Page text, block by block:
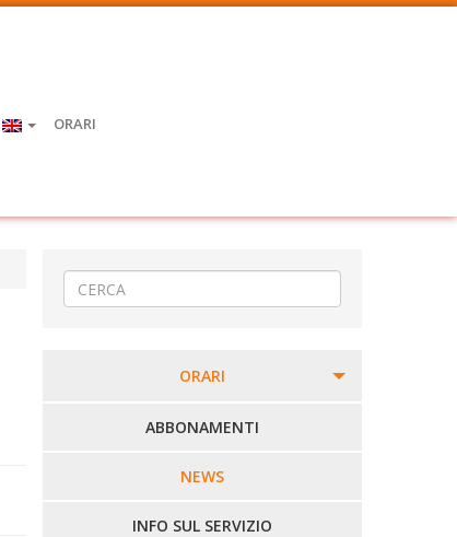
ORARI
ORARI
PERCORSI URBANI IN BIELLA
LINEE URBANE VERCELLI
LINEE EXTRAURBANE
ABBONAMENTI
NEWS
INFO SUL SERVIZIO